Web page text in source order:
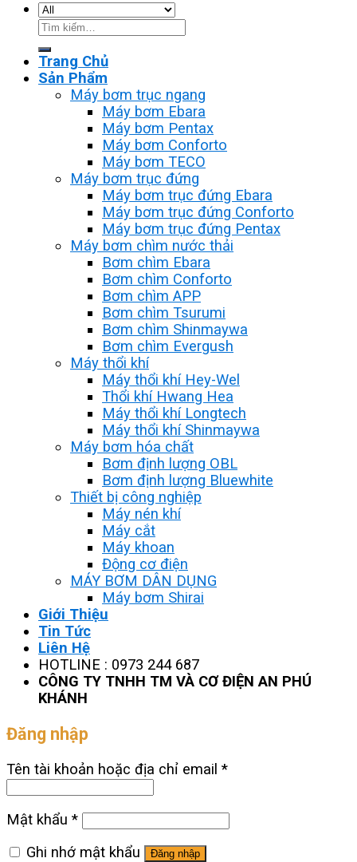
Tìm
Trang Chủ
Sản Phẩm
Máy bơm trục ngang
Máy bơm Ebara
Máy bơm Pentax
Máy bơm Conforto
Máy bơm TECO
Máy bơm trục đứng
Máy bơm trục đứng Ebara
Máy bơm trục đứng Conforto
Máy bơm trục đứng Pentax
Máy bơm chìm nước thải
Bơm chìm Ebara
Bơm chìm Conforto
Bơm chìm APP
Bơm chìm Tsurumi
Bơm chìm Shinmaywa
Bơm chìm Evergush
Máy thổi khí
Máy thổi khí Hey-Wel
Thổi khí Hwang Hea
Máy thổi khí Longtech
Máy thổi khí Shinmaywa
Máy bơm hóa chất
Bơm định lượng OBL
Bơm định lượng Bluewhite
Thiết bị công nghiệp
Máy nén khí
Máy cắt
Máy khoan
Động cơ điện
MÁY BƠM DÂN DỤNG
Máy bơm Shirai
Giới Thiệu
Tin Tức
Liên Hệ
HOTLINE : 0973 244 687
CÔNG TY TNHH TM VÀ CƠ ĐIỆN AN PHÚ
KHÁNH
Đăng nhập
Tên tài khoản hoặc địa chỉ email *
Mật khẩu *
Ghi nhớ mật khẩu
Đăng nhập